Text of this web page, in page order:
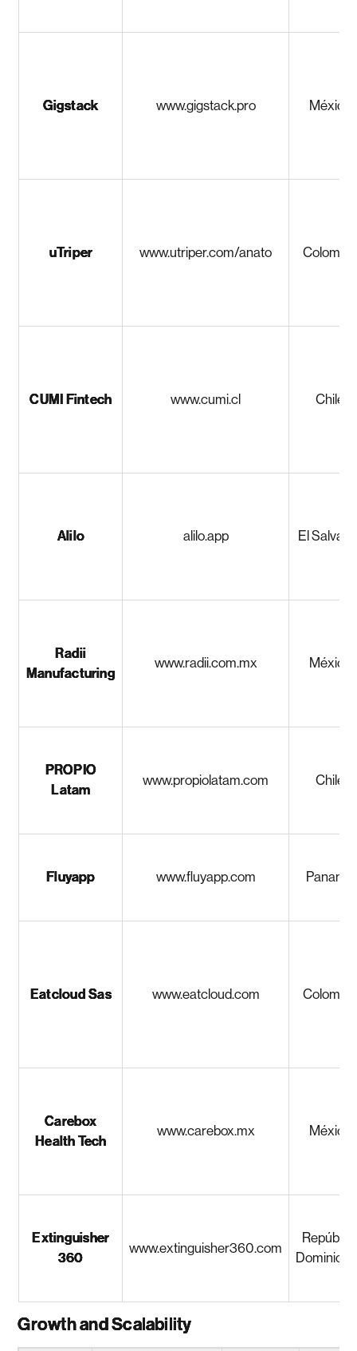
Gigstack www.gigstack.pro México
uTriper www.utriper.com/anato Colombia
CUMI Fintech www.cumi.cl Chile
Alilo alilo.app El
Radii
Manufacturing
www.radii.com.mx México
PROPIO
Latam
www.propiolatam.com Chile
Fluyapp www.fluyapp.com Panamá
Eatcloud Sas www.eatcloud.com Colombia
Carebox
Health Tech
www.carebox.mx México
Extinguisher
360
www.extinguisher360.com
Growth and Scalability